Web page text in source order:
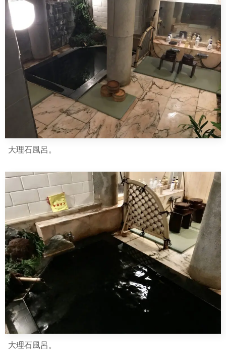
大理石風呂。
大理石風呂。